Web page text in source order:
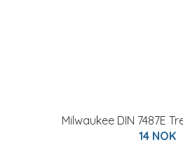
Milwaukee DIN 7487E
14 NOK